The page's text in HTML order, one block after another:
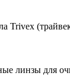
линзы для